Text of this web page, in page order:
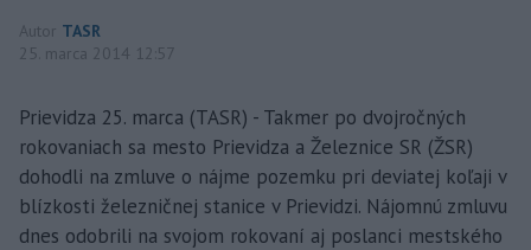
Autor TASR
25. marca 2014 12:57
Prievidza 25. marca (TASR) - Takmer po dvojročných
rokovaniach sa mesto Prievidza a Železnice SR (ŽSR)
dohodli na zmluve o nájme pozemku pri deviatej koľaji v
blízkosti železničnej stanice v Prievidzi. Nájomnú zmluvu
dnes odobrili na svojom rokovaní aj poslanci mestského